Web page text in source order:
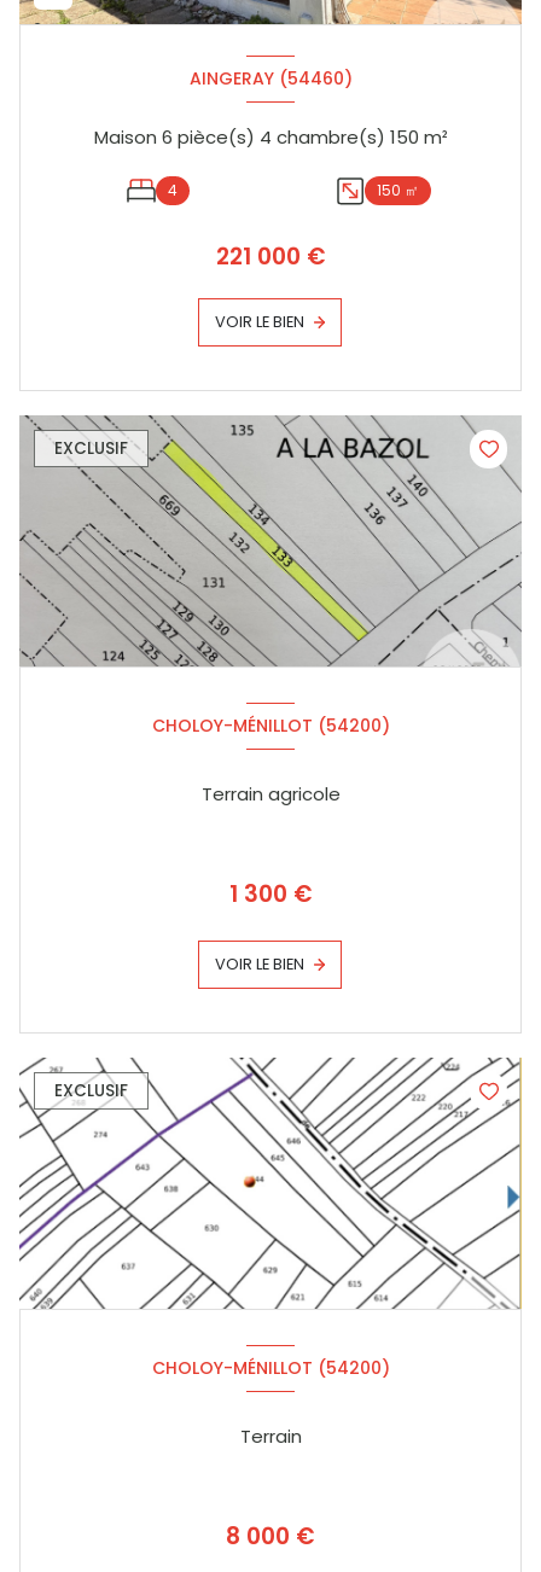
AINGERAY (54460)
Maison 6 pièce(s) 4 chambre(s) 150 m²
4 150 ㎡
221 000 €
VOIR LE BIEN
EXCLUSIF
CHOLOY-MÉNILLOT (54200)
Terrain agricole
1 300 €
VOIR LE BIEN
EXCLUSIF
CHOLOY-MÉNILLOT (54200)
Terrain
8 000 €